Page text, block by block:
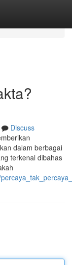
Discuss
dalam berbagai
terkenal dibahas